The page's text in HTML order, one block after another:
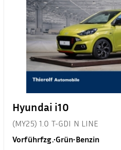
Hyundai i10
(MY25) 1.0 T-GDI N LINE
Vorführfzg.•Grün•Benzin